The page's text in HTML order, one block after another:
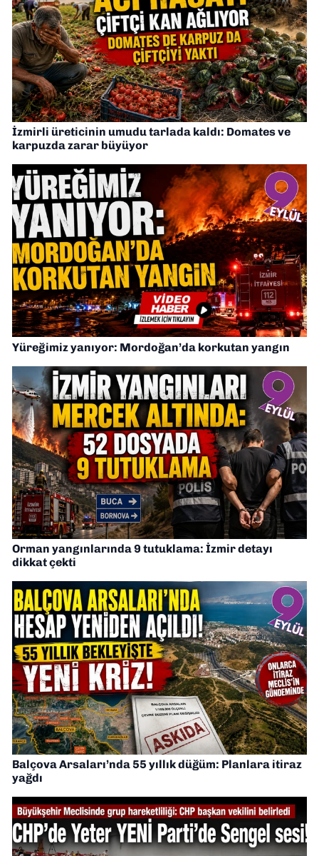
İzmirli üreticinin umudu tarlada kaldı: Domates ve
karpuzda zarar büyüyor
Yüreğimiz yanıyor: Mordoğan’da korkutan yangın
Orman yangınlarında 9 tutuklama: İzmir detayı
dikkat çekti
Balçova Arsaları’nda 55 yıllık düğüm: Planlara itiraz
yağdı